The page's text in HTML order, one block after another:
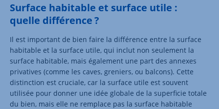
Surface habitable et surface utile :
quelle différence ?
Il est important de bien faire la différence entre la surface
habitable et la surface utile, qui inclut non seulement la
surface habitable, mais également une part des annexes
privatives (comme les caves, greniers, ou balcons). Cette
distinction est cruciale, car la surface utile est souvent
utilisée pour donner une idée globale de la superficie totale
du bien, mais elle ne remplace pas la surface habitable